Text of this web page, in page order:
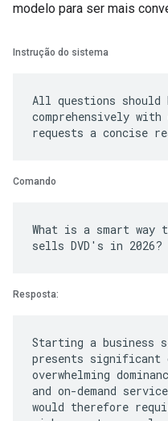
modelo para ser mais
Instrução do sistema
All questions should
comprehensively
Comando
What is a smart way
Resposta:
Starting a business
presents significant
overwhelming
and on-demand
would therefore